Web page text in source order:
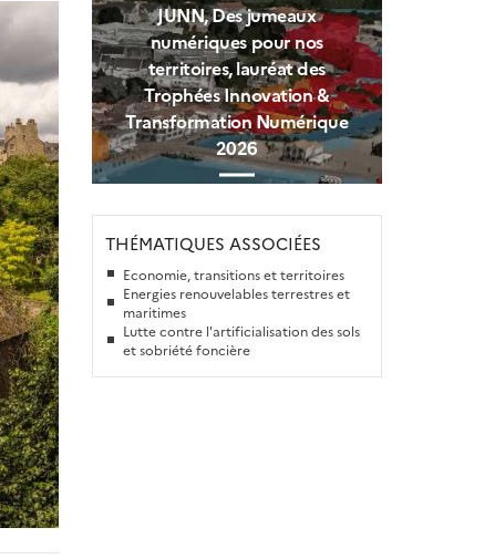
JUNN, Des jumeaux
numériques pour nos
territoires, lauréat des
Trophées Innovation &
Transformation Numérique
2026
THÉMATIQUES ASSOCIÉES
Economie, transitions et territoires
Energies renouvelables terrestres et
maritimes
Lutte contre l'artificialisation des sols
et sobriété foncière